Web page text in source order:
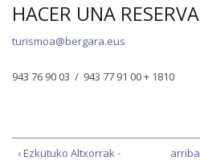
HACER UNA RESERVA
turismoa@bergara.eus
943 76 90 03 / 943 77 91 00 + 1810
‹ Ezkutuko Altxorrak -
arriba